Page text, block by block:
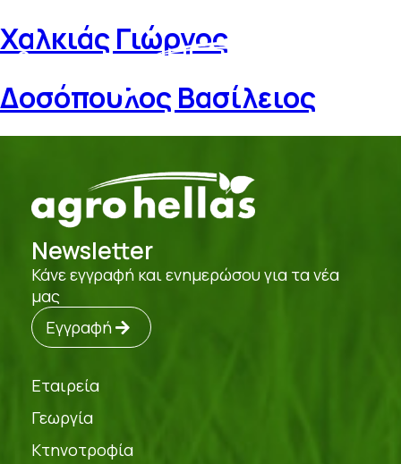
Χαλκιάς Γιώργος
Δοσόπουλος Βασίλειος
Newsletter
Κάνε εγγραφή και ενημερώσου για τα νέα
μας
Εγγραφή
Εταιρεία
Γεωργία
Κτηνοτροφία